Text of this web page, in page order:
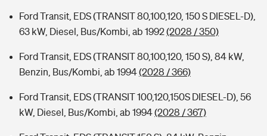
Ford Transit, EDS (TRANSIT 80,100,120, 150 S DIESEL-D),
63 kW, Diesel, Bus/Kombi, ab 1992(2028 / 350)
Ford Transit, EDS (TRANSIT 80,100,120, 150 S), 84 kW,
Benzin, Bus/Kombi, ab 1994(2028 / 366)
Ford Transit, EDS (TRANSIT 100,120,150S DIESEL-D), 56
kW, Diesel, Bus/Kombi, ab 1994(2028 / 367)